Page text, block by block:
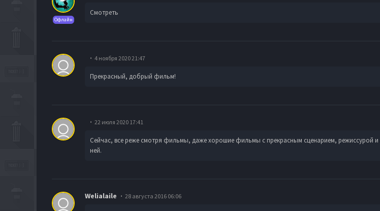
Офлайн
Смотреть
4 ноября 2020 21:47
Прекрасный, добрый фильм!
22 июля 2020 17:41
Сейчас, все реже смотря фильмы, даже хорошие фильмы с прекрасным сценарием, режиссурой
ней.
Welialaile 28 августа 2016 06:06